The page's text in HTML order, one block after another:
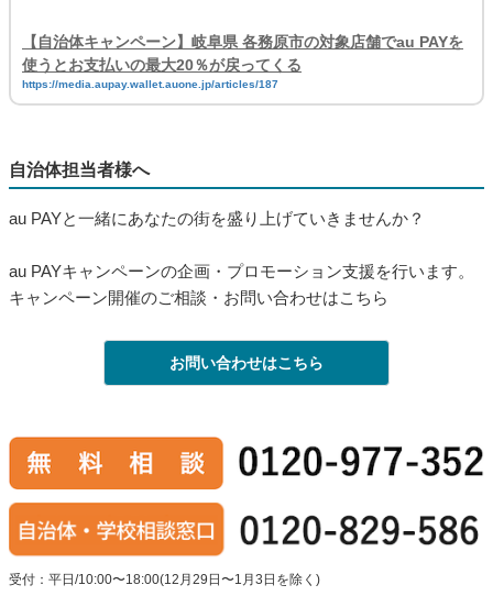
【自治体キャンペーン】岐阜県 各務原市の対象店舗でau PAYを
使うとお支払いの最大20％が戻ってくる
https://media.aupay.wallet.auone.jp/articles/187
自治体担当者様へ
au PAYと一緒にあなたの街を盛り上げていきませんか？
au PAYキャンペーンの企画・プロモーション支援を行います。
キャンペーン開催のご相談・お問い合わせはこちら
お問い合わせはこちら
受付：平日/10:00〜18:00(12月29日〜1月3日を除く)